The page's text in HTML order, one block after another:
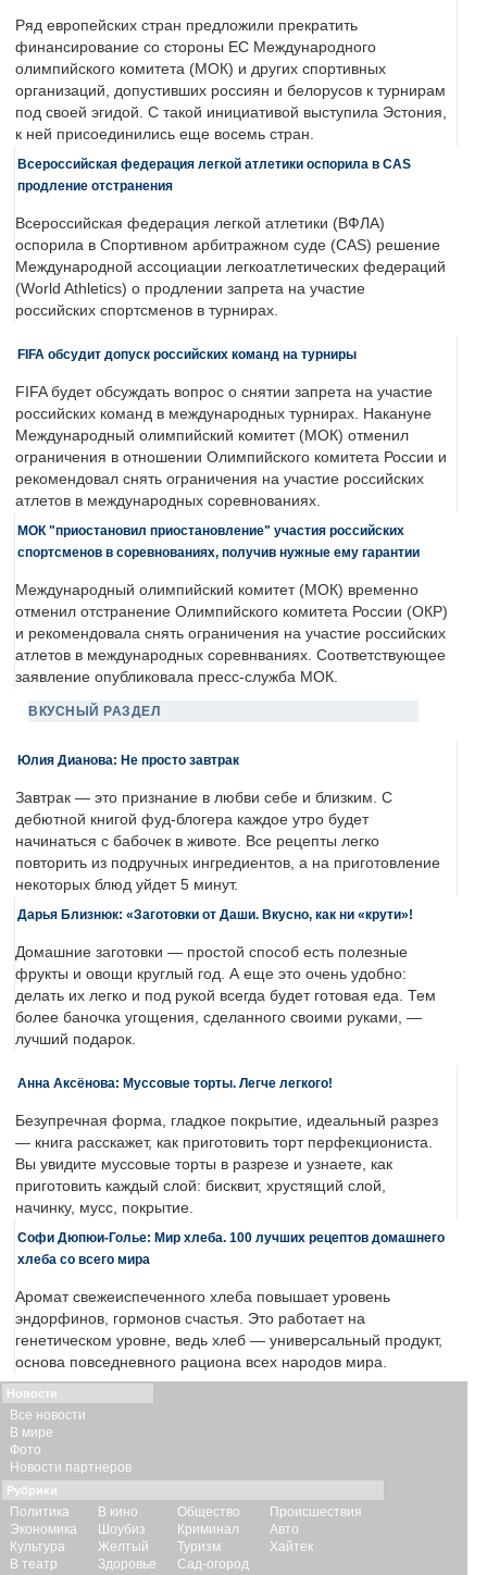
Ряд европейских стран предложили прекратить
финансирование со стороны ЕС Международного
олимпийского комитета (МОК) и других спортивных
организаций, допустивших россиян и белорусов к турнирам
под своей эгидой. С такой инициативой выступила Эстония,
к ней присоединились еще восемь стран.
Всероссийская федерация легкой атлетики оспорила в CAS
продление отстранения
Всероссийская федерация легкой атлетики (ВФЛА)
оспорила в Спортивном арбитражном суде (CAS) решение
Международной ассоциации легкоатлетических федераций
(World Athletics) о продлении запрета на участие
российских спортсменов в турнирах.
FIFA обсудит допуск российских команд на турниры
FIFA будет обсуждать вопрос о снятии запрета на участие
российских команд в международных турнирах. Накануне
Международный олимпийский комитет (МОК) отменил
ограничения в отношении Олимпийского комитета России и
рекомендовал снять ограничения на участие российских
атлетов в международных соревнованиях.
МОК "приостановил приостановление" участия российских
спортсменов в соревнованиях, получив нужные ему гарантии
Международный олимпийский комитет (МОК) временно
отменил отстранение Олимпийского комитета России (ОКР)
и рекомендовала снять ограничения на участие российских
атлетов в международных соревнваниях. Соответствующее
заявление опубликовала пресс-служба МОК.
ВКУСНЫЙ РАЗДЕЛ
Юлия Дианова: Не просто завтрак
Завтрак — это признание в любви себе и близким. С
дебютной книгой фуд-блогера каждое утро будет
начинаться с бабочек в животе. Все рецепты легко
повторить из подручных ингредиентов, а на приготовление
некоторых блюд уйдет 5 минут.
Дарья Близнюк: «Заготовки от Даши. Вкусно, как ни «крути»!
Домашние заготовки — простой способ есть полезные
фрукты и овощи круглый год. А еще это очень удобно:
делать их легко и под рукой всегда будет готовая еда. Тем
более баночка угощения, сделанного своими руками, —
лучший подарок.
Анна Аксёнова: Муссовые торты. Легче легкого!
Безупречная форма, гладкое покрытие, идеальный разрез
— книга расскажет, как приготовить торт перфекциониста.
Вы увидите муссовые торты в разрезе и узнаете, как
приготовить каждый слой: бисквит, хрустящий слой,
начинку, мусс, покрытие.
Софи Дюпюи-Голье: Мир хлеба. 100 лучших рецептов домашнего
хлеба со всего мира
Аромат свежеиспеченного хлеба повышает уровень
эндорфинов, гормонов счастья. Это работает на
генетическом уровне, ведь хлеб — универсальный продукт,
основа повседневного рациона всех народов мира.
Новости
Все новости
В мире
Фото
Новости партнеров
Рубрики
Политика
Экономика
Культура
В театр
В кино
Шоубиз
Желтый
Здоровье
Общество
Криминал
Туризм
Сад-огород
Происшествия
Авто
Хайтек